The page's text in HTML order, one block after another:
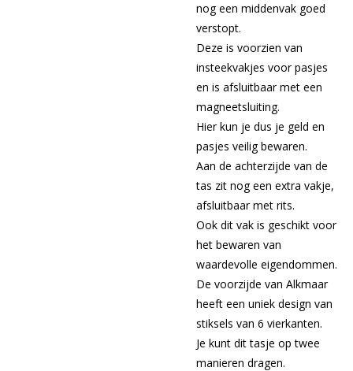
nog een middenvak goed
verstopt.
Deze is voorzien van
insteekvakjes voor pasjes
en is afsluitbaar met een
magneetsluiting.
Hier kun je dus je geld en
pasjes veilig bewaren.
Aan de achterzijde van de
tas zit nog een extra vakje,
afsluitbaar met rits.
Ook dit vak is geschikt voor
het bewaren van
waardevolle eigendommen.
De voorzijde van Alkmaar
heeft een uniek design van
stiksels van 6 vierkanten.
Je kunt dit tasje op twee
manieren dragen.